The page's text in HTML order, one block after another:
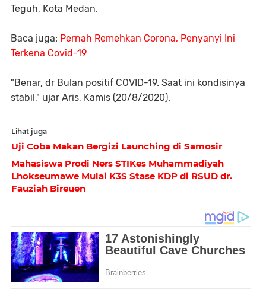
Teguh, Kota Medan.
Baca juga: Pernah Remehkan Corona, Penyanyi Ini
Terkena Covid-19
"Benar, dr Bulan positif COVID-19. Saat ini kondisinya
stabil," ujar Aris, Kamis (20/8/2020).
Lihat juga
Uji Coba Makan Bergizi Launching di Samosir
Mahasiswa Prodi Ners STIKes Muhammadiyah
Lhokseumawe Mulai K3S Stase KDP di RSUD dr.
Fauziah Bireuen